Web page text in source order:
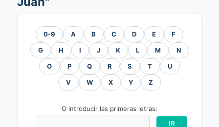
0-9 A B C D E F
G H I J K L M N
O P Q R S T U
V W X Y Z
O introducir las primeras letras: